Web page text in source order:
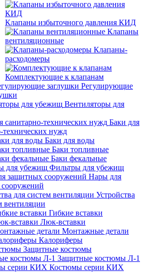
Клапаны избыточного давления КИД
Клапаны
вентиляционные
Клапаны-
расходомеры
Комплектующие к клапанам
Регулирующие
Вентиляторы для
Баки для
технических нужд
Баки для воды
Баки топливные
Баки фекальные
Фильтры для убежищ
Нары для
Устройства
вентиляции
Гибкие вставки
Люк-вставки
Монтажные детали
Калориферы
Защитные костюмы
Защитные костюмы Л-1
Костюмы серии КИХ